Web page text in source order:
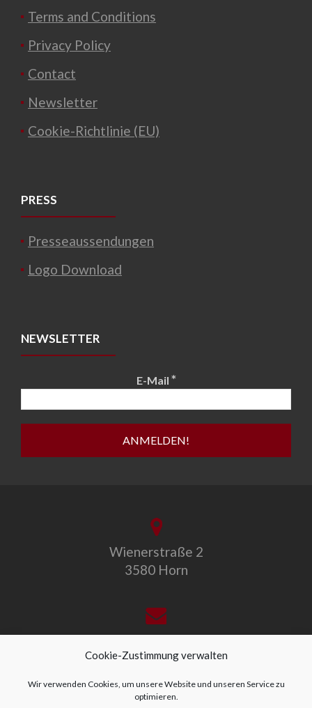
Cookie-Zustimmung verwalten
Wir verwenden Cookies, um unsere Website und unseren Service zu
optimieren.
Terms and Conditions
Privacy Policy
Contact
Newsletter
Cookie-Richtlinie (EU)
PRESS
Presseaussendungen
Logo Download
NEWSLETTER
E-Mail *
Wienerstraße 2
3580 Horn
office@allegro-vivo.at